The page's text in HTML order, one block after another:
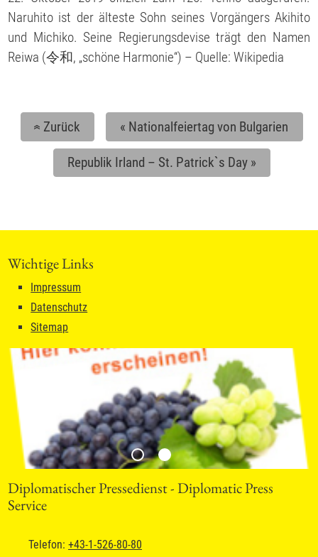
Naruhito ist der älteste Sohn seines Vorgängers Akihito
und Michiko. Seine Regierungsdevise trägt den Namen
Reiwa (令和, „schöne Harmonie“) – Quelle: Wikipedia
«Zurück « Nationalfeiertag von Bulgarien
Republik Irland – St. Patrick`s Day »
Wichtige Links
Impressum
Datenschutz
Sitemap
Diplomatischer Pressedienst - Diplomatic Press
Service
Telefon: +43-1-526-80-80